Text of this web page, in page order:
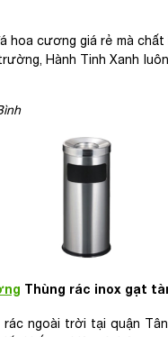
hoa cương giá rẻ mà
Hành Tinh Xanh
Thùng rác inox gạt
ngoài trời tại quận